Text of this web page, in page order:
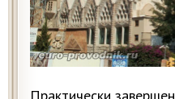
Практически